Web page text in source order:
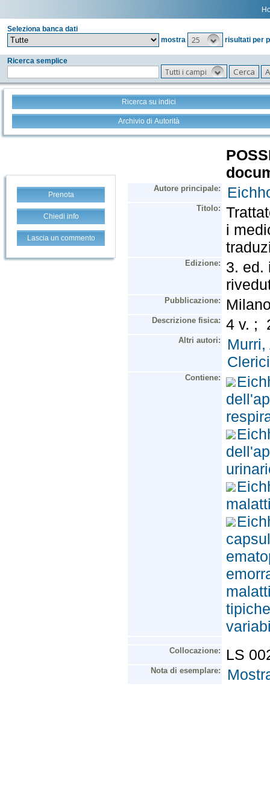
Seleziona banca dati
mostra
25 risultati per
Ricerca semplice
Tutti i campi
Ricerca su indici
Archivio di Autorità
Prenota
Chiedi info
Lascia un commento